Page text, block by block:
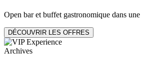
Open bar et buffet gastronomique dans
DÉCOUVRIR LES OFFRES
Archives